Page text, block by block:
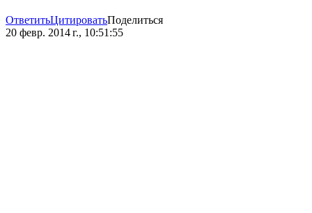
ОтветитьЦитироватьПоделиться
20 февр. 2014 г., 10:51:55